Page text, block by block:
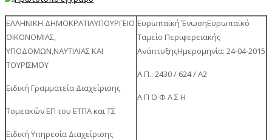
ΕΛΛΗΝΙΚΗ ΔΗΜΟΚΡΑΤΙΑΥΠΟΥΡΓΕΙΟ
ΟΙΚΟΝΟΜΙΑΣ,
ΥΠΟΔΟΜΩΝ,ΝΑΥΤΙΛΙΑΣ ΚΑΙ
ΤΟΥΡΙΣΜΟΥ
Ειδική Γραμματεία Διαχείρισης
Τομεακών ΕΠ του ΕΤΠΑ και ΤΣ
Ειδική Υπηρεσία Διαχείρισης
Ευρωπαϊκή ΈνωσηΕυρωπαϊκό
Ταμείο Περιφερειακής
ΑνάπτυξηςΗμερομηνία: 24-04-2015
Α.Π.: 2430 / 624 / A2
A Π Ο Φ Α Σ Η